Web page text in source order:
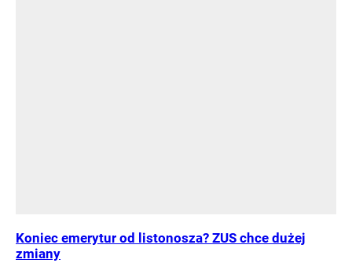
Koniec emerytur od listonosza? ZUS chce dużej
zmiany